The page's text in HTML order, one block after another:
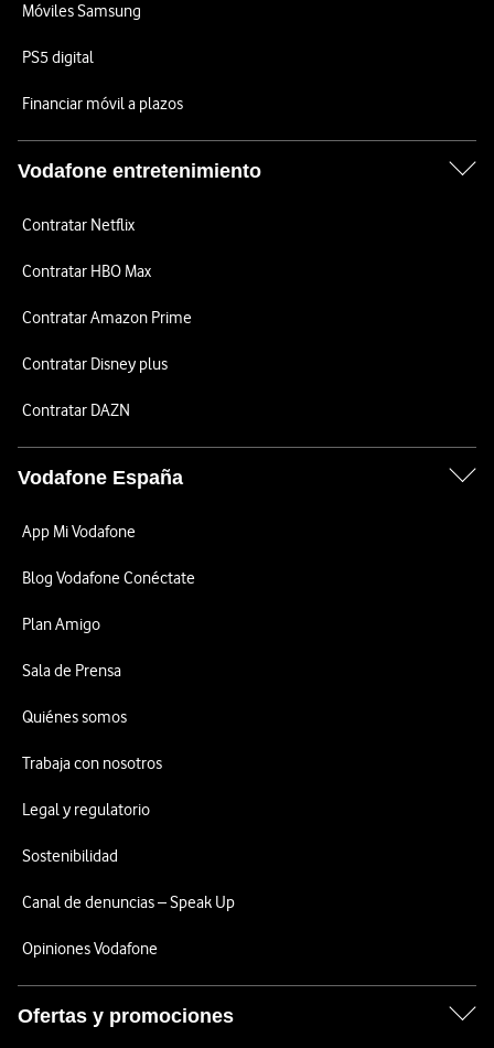
Móviles Samsung
PS5 digital
Financiar móvil a plazos
Vodafone entretenimiento
Contratar Netflix
Contratar HBO Max
Contratar Amazon Prime
Contratar Disney plus
Contratar DAZN
Vodafone España
App Mi Vodafone
Blog Vodafone Conéctate
Plan Amigo
Sala de Prensa
Quiénes somos
Trabaja con nosotros
Legal y regulatorio
Sostenibilidad
Canal de denuncias – Speak Up
Opiniones Vodafone
Ofertas y promociones